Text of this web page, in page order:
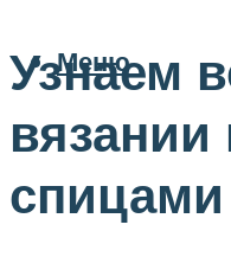
Меню
Узнаем
спицами